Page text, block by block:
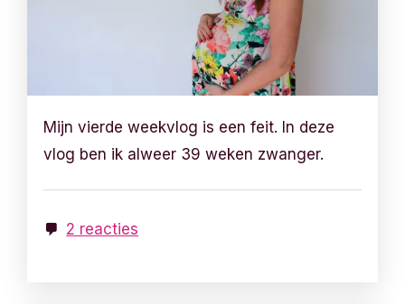
Mijn vierde weekvlog is een feit. In deze
vlog ben ik alweer 39 weken zwanger.
2 reacties